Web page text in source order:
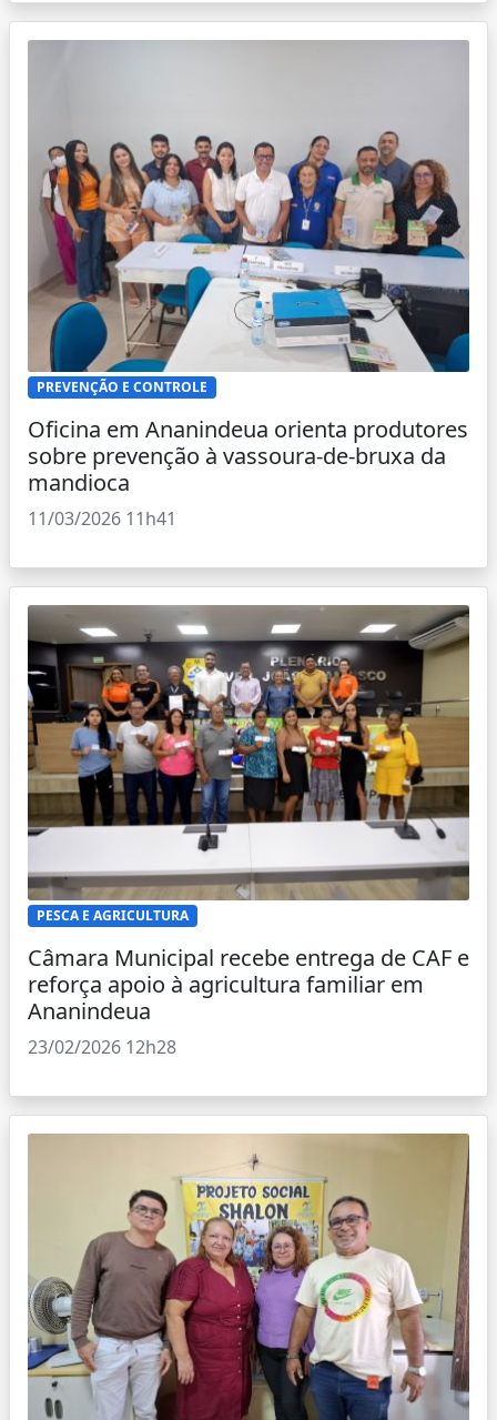
PREVENÇÃO E CONTROLE
Oficina em Ananindeua orienta produtores
sobre prevenção à vassoura-de-bruxa da
mandioca
11/03/2026 11h41
PESCA E AGRICULTURA
Câmara Municipal recebe entrega de CAF e
reforça apoio à agricultura familiar em
Ananindeua
23/02/2026 12h28